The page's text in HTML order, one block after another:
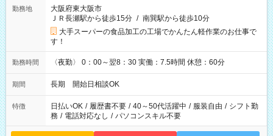
勤務地
大阪府東大阪市
ＪＲ長瀬駅から徒歩15分 / 南巽駅から徒歩10分
大手スーパーの食品加工の工場でかんたん軽作業のお仕事で
す！
勤務時間 〈夜勤〉 0：00～翌8：30 実働：7.5時間 休憩：60分
期間 長期 開始日相談OK
特徴 日払いOK / 履歴書不要 / 40～50代活躍中 / 服装自由 / シフト勤
務 / 電話対応なし / パソコンスキル不要